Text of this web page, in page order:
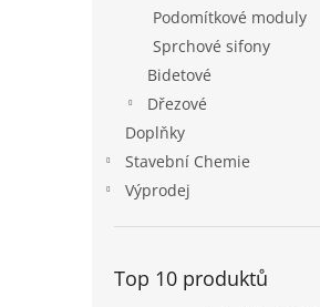
Podomítkové moduly
Sprchové sifony
Bidetové
Dřezové
Doplňky
Stavební Chemie
Výprodej
Top 10 produktů